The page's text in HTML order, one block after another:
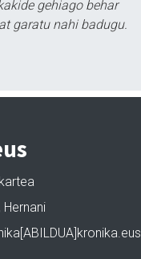
gehiago behar
garatu nahi badugu.